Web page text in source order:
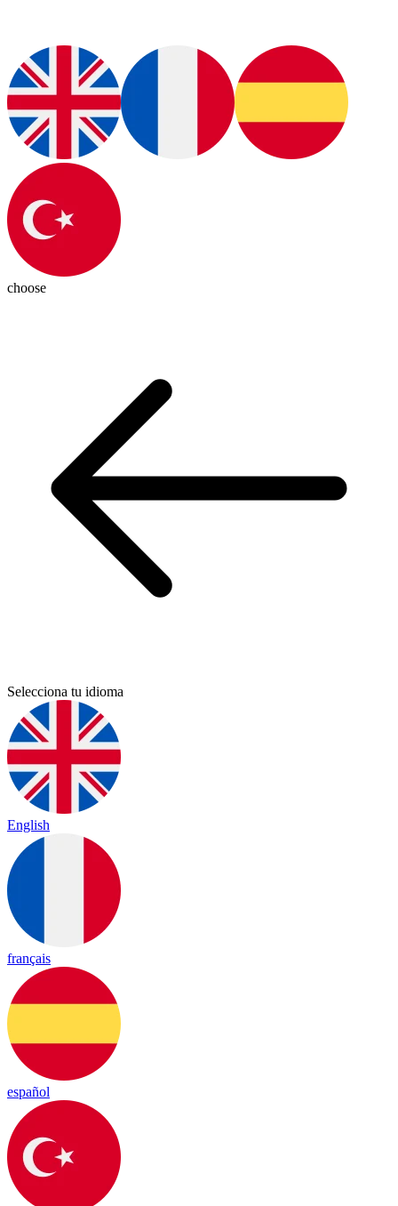
choose
Selecciona tu idioma
English
français
español